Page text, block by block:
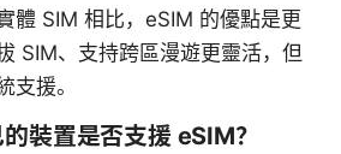
體 SIM 相比，eSIM 的優點是更
SIM、支持跨區漫遊更靈活，但
支援。
裝置是否支援 eSIM？